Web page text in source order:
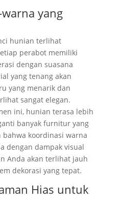
yang
hunian terlihat
perabot memiliki
dengan suasana
yang tenang akan
yang menarik dan
sangat elegan.
ini, hunian terasa lebih
banyak furnitur yang
koordinasi warna
dengan dampak visual
Anda akan terlihat jauh
dekorasi yang tepat.
Hias untuk